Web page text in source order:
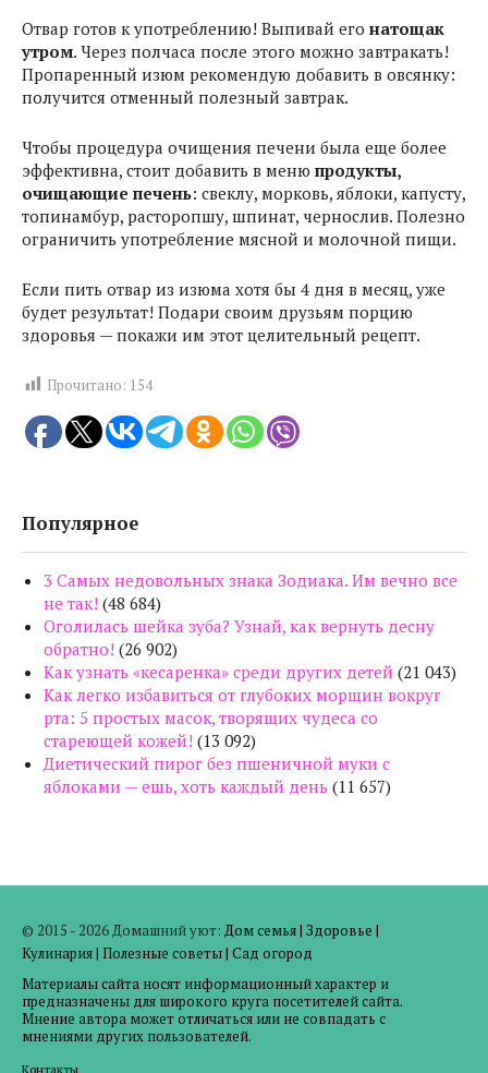
Отвар готов к употреблению! Выпивай его натощак
утром. Через полчаса после этого можно завтракать!
Пропаренный изюм рекомендую добавить в овсянку:
получится отменный полезный завтрак.
Чтобы процедура очищения печени была еще более
эффективна, стоит добавить в меню продукты,
очищающие печень: свеклу, морковь, яблоки, капусту,
топинамбур, расторопшу, шпинат, чернослив. Полезно
ограничить употребление мясной и молочной пищи.
Если пить отвар из изюма хотя бы 4 дня в месяц, уже
будет результат! Подари своим друзьям порцию
здоровья — покажи им этот целительный рецепт.
Прочитано: 154
Популярное
3 Самых недовольных знака Зодиака. Им вечно все
не так! (48 684)
Оголилась шейка зуба? Узнай, как вернуть десну
обратно! (26 902)
Как узнать «кесаренка» среди других детей (21 043)
Как легко избавиться от глубоких морщин вокруг
рта: 5 простых масок, творящих чудеса со
стареющей кожей! (13 092)
Диетический пирог без пшеничной муки с
яблоками — ешь, хоть каждый день (11 657)
© 2015 - 2026 Домашний уют: Дом семья| Здоровье |
Кулинария| Полезные советы| Сад огород
Материалы сайта носят информационный характер и
предназначены для широкого круга посетителей сайта.
Мнение автора может отличаться или не совпадать с
мнениями других пользователей.
Контакты